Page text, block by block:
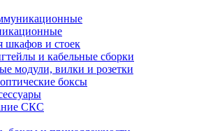
шкафов и стоек
и кабельные сборки
модули, вилки и розетки
боксы
СКС